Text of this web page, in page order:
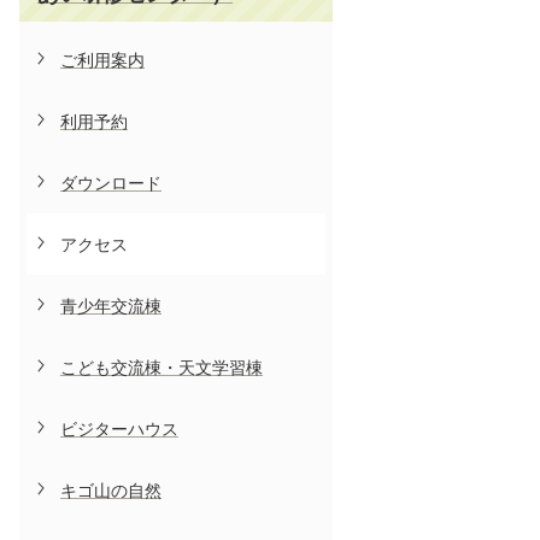
ご利用案内
利用予約
ダウンロード
アクセス
青少年交流棟
こども交流棟・天文学習棟
ビジターハウス
キゴ山の自然